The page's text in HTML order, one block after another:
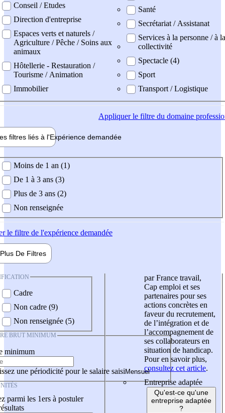
Conseil / Etudes
Direction d'entreprise
Espaces verts et naturels /
Agriculture / Pêche / Soins aux
animaux
Hôtellerie - Restauration /
Tourisme / Animation
Immobilier
Santé
Secrétariat / Assistanat
Services à la personne / à la
collectivité
Spectacle (4)
Sport
Transport / Logistique
Appliquerle filtre du domaine
filtres liés à l'Expérience demandée
demandée
Moins de 1 an (1)
De 1 à 3 ans (3)
Plus de 3 ans (2)
Non renseignée
le filtre de l'expérience demandée
Plus De Filtres
Cadre
Non cadre (9)
Non renseignée (5)
BRUT MINIMUM
minimum
une périodicité pour le salaire saisi
parmi les 1ers à postuler
par France travail,
Cap emploi et ses
partenaires pour ses
actions concrètes en
faveur du recrutement,
de l’intégration et de
l’accompagnement de
ses collaborateurs en
situation de handicap.
Pour en savoir plus,
consultez cet article.
Entreprise adaptée
Qu'est-ce qu'une
entreprise adaptée
?